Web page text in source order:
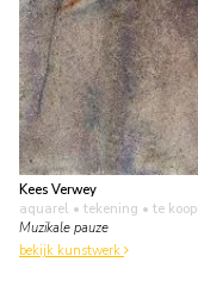
Kees Verwey
aquarel • tekening • te koop
Muzikale pauze
bekijk kunstwerk